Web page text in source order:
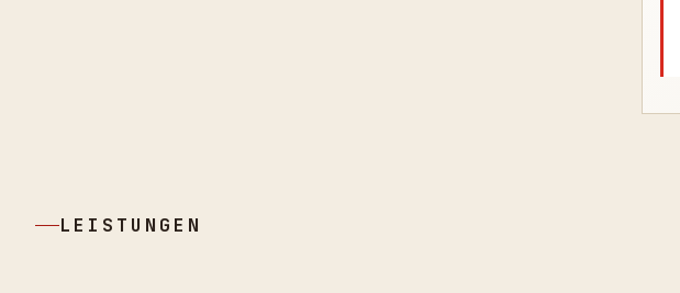
LEISTUNGEN